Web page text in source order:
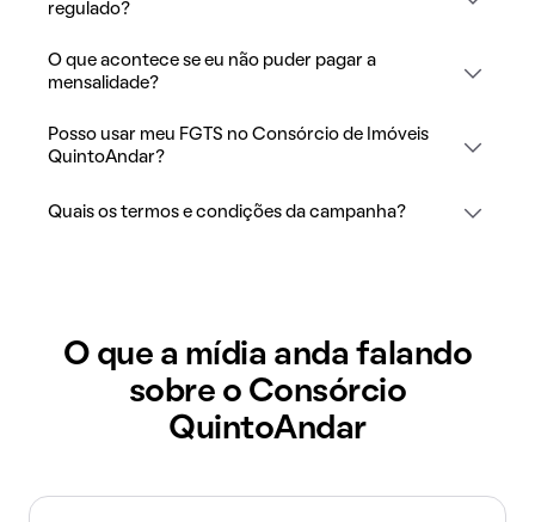
regulado?
O que acontece se eu não puder pagar a
mensalidade?
Posso usar meu FGTS no Consórcio de Imóveis
QuintoAndar?
Quais os termos e condições da campanha?
O que a mídia anda falando
sobre o Consórcio
QuintoAndar